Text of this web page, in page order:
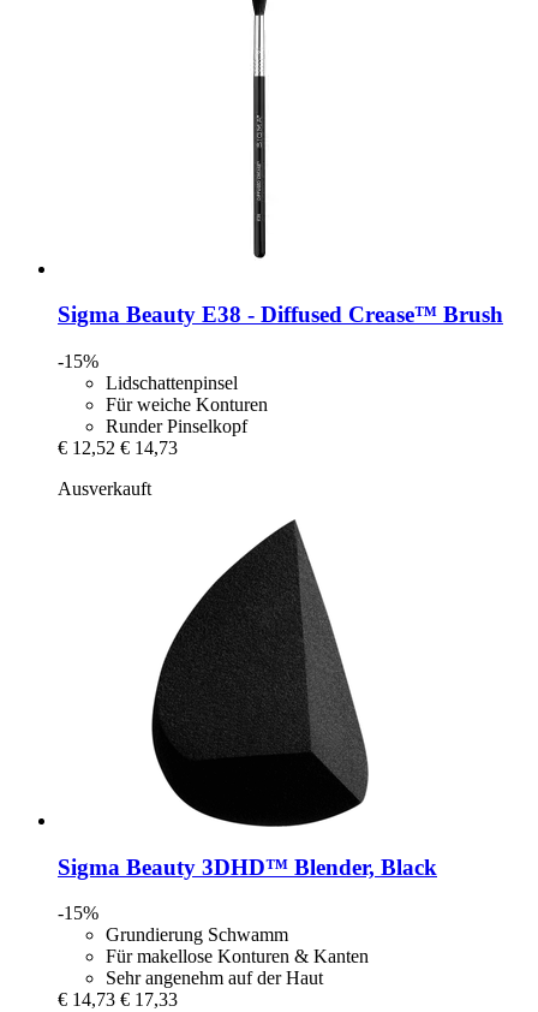
Sigma Beauty E38 -​ Diffused Crease™ Brush
-15%
Lidschattenpinsel
Für weiche Konturen
Runder Pinselkopf
€ 12,52 € 14,73
Ausverkauft
Sigma Beauty 3DHD™ Blender, Black
-15%
Grundierung Schwamm
Für makellose Konturen & Kanten
Sehr angenehm auf der Haut
€ 14,73 € 17,33